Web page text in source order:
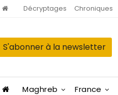
Décryptages Chroniques
S'abonner à la newsletter
Maghreb France